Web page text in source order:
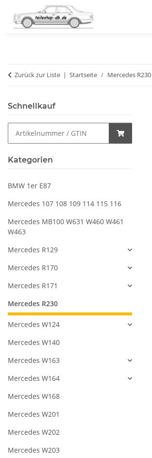
Zurück zur Liste Startseite Mercedes R230
Schnellkauf
Kategorien
BMW 1er E87
Mercedes 107 108 109 114 115 116
Mercedes MB100 W631 W460 W461
W463
Mercedes R129
Mercedes R170
Mercedes R171
Mercedes R230
Mercedes W124
Mercedes W140
Mercedes W163
Mercedes W164
Mercedes W168
Mercedes W201
Mercedes W202
Mercedes W203